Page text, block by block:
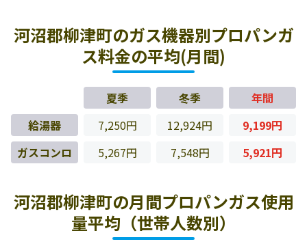
河沼郡柳津町のガス機器別プロパンガ
ス料金の平均(月間)
夏季 冬季
年間
給湯器
7,250円 12,924円
9,199円
ガスコンロ
5,267円 7,548円 5,921円
河沼郡柳津町の月間プロパンガス使用
量平均（世帯人数別）